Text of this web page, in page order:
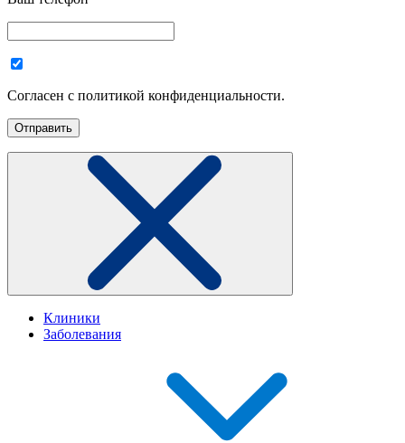
Согласен с политикой конфиденциальности.
Клиники
Заболевания